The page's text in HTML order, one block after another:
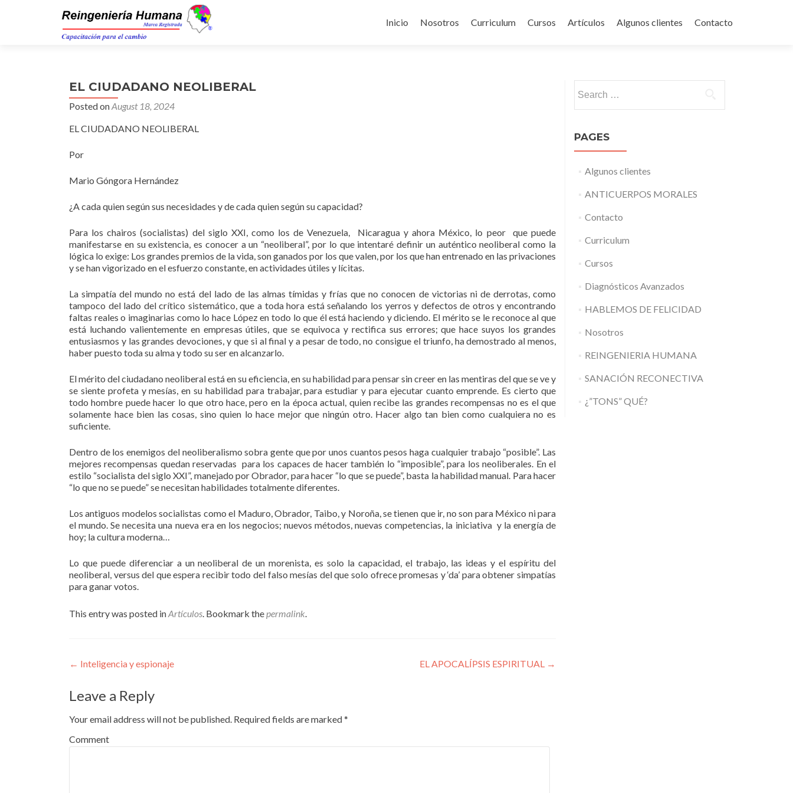
Inicio
Nosotros Curriculum Cursos Artículos Algunos clientes Contacto
EL CIUDADANO NEOLIBERAL
Posted onAugust 18, 2024
EL CIUDADANO NEOLIBERAL
Por
Mario Góngora Hernández
¿A cada quien según sus necesidades y de cada quien según su capacidad?
Para los chairos (socialistas) del siglo XXI, como los de Venezuela, Nicaragua y ahora México, lo peor que puede
manifestarse en su existencia, es conocer a un “neoliberal”, por lo que intentaré definir un auténtico neoliberal como la
lógica lo exige: Los grandes premios de la vida, son ganados por los que valen, por los que han entrenado en las privaciones
y se han vigorizado en el esfuerzo constante, en actividades útiles y lícitas.
La simpatía del mundo no está del lado de las almas tímidas y frías que no conocen de victorias ni de derrotas, como
tampoco del lado del crítico sistemático, que a toda hora está señalando los yerros y defectos de otros y encontrando
faltas reales o imaginarias como lo hace López en todo lo que él está haciendo y diciendo. El mérito se le reconoce al que
está luchando valientemente en empresas útiles, que se equivoca y rectifica sus errores; que hace suyos los grandes
entusiasmos y las grandes devociones, y que si al final y a pesar de todo, no consigue el triunfo, ha demostrado al menos,
haber puesto toda su alma y todo su ser en alcanzarlo.
El mérito del ciudadano neoliberal está en su eficiencia, en su habilidad para pensar sin creer en las mentiras del que se ve y
se siente profeta y mesías, en su habilidad para trabajar, para estudiar y para ejecutar cuanto emprende. Es cierto que
todo hombre puede hacer lo que otro hace, pero en la época actual, quien recibe las grandes recompensas no es el que
solamente hace bien las cosas, sino quien lo hace mejor que ningún otro. Hacer algo tan bien como cualquiera no es
suficiente.
Dentro de los enemigos del neoliberalismo sobra gente que por unos cuantos pesos haga cualquier trabajo “posible”. Las
mejores recompensas quedan reservadas para los capaces de hacer también lo “imposible”, para los neoliberales. En el
estilo “socialista del siglo XXI”, manejado por Obrador, para hacer “lo que se puede”, basta la habilidad manual. Para hacer
“lo que no se puede” se necesitan habilidades totalmente diferentes.
Los antiguos modelos socialistas como el Maduro, Obrador, Taibo, y Noroña, se tienen que ir, no son para México ni para
el mundo. Se necesita una nueva era en los negocios; nuevos métodos, nuevas competencias, la iniciativa y la energía de
hoy; la cultura moderna…
Lo que puede diferenciar a un neoliberal de un morenista, es solo la capacidad, el trabajo, las ideas y el espíritu del
neoliberal, versus del que espera recibir todo del falso mesías del que solo ofrece promesas y ‘da’ para obtener simpatías
para ganar votos.
This entry was posted inArtículos. Bookmark thepermalink.
Post navigation
← Inteligencia y espionaje EL APOCALÍPSIS ESPIRITUAL →
Leave a Reply
Your email address will not be published. Required fields are marked*
Comment
PAGES
Algunos clientes
ANTICUERPOS MORALES
Contacto
Curriculum
Cursos
Diagnósticos Avanzados
HABLEMOS DE FELICIDAD
Nosotros
REINGENIERIA HUMANA
SANACIÓN RECONECTIVA
¿”TONS” QUÉ?